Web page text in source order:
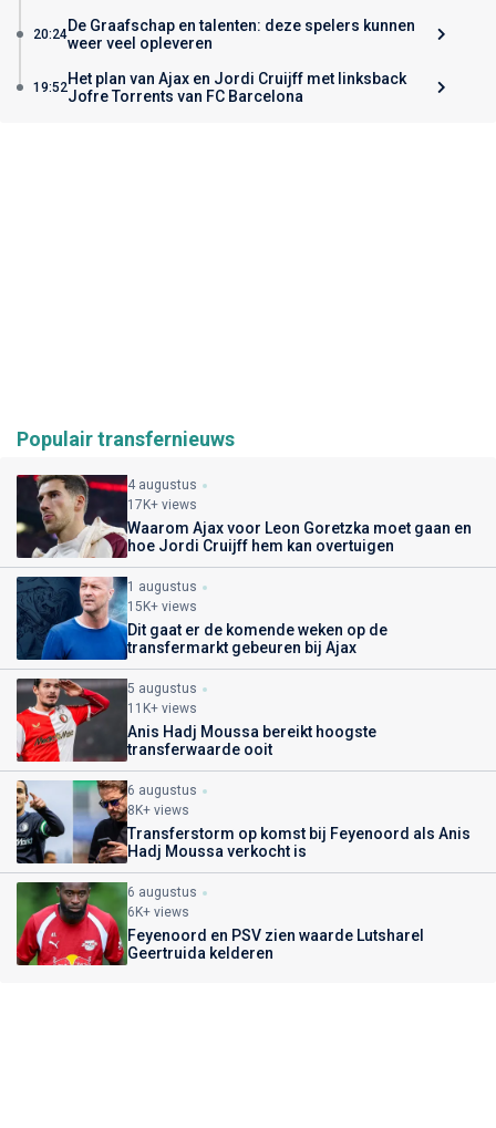
20:24De Graafschap en talenten: deze spelers kunnen
weer veel opleveren
19:52Het plan van Ajax en Jordi Cruijff met linksback
Jofre Torrents van FC Barcelona
Populair transfernieuws
4 augustus
17K+ views
Waarom Ajax voor Leon Goretzka moet gaan en
hoe Jordi Cruijff hem kan overtuigen
1 augustus
15K+ views
Dit gaat er de komende weken op de
transfermarkt gebeuren bij Ajax
5 augustus
11K+ views
Anis Hadj Moussa bereikt hoogste
transferwaarde ooit
6 augustus
8K+ views
Transferstorm op komst bij Feyenoord als Anis
Hadj Moussa verkocht is
6 augustus
6K+ views
Feyenoord en PSV zien waarde Lutsharel
Geertruida kelderen